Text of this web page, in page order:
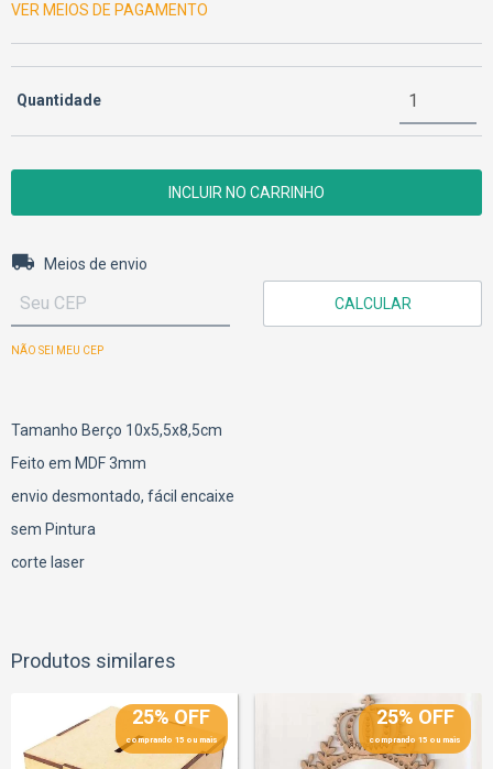
VER MEIOS DE PAGAMENTO
Quantidade
Entregas para o CEP:
Meios de envio
CALCULAR
NÃO SEI MEU CEP
Tamanho Berço 10x5,5x8,5cm
Feito em MDF 3mm
envio desmontado, fácil encaixe
sem Pintura
corte laser
Produtos similares
25% OFF
comprando 15 ou mais
25% OFF
comprando 15 ou mais